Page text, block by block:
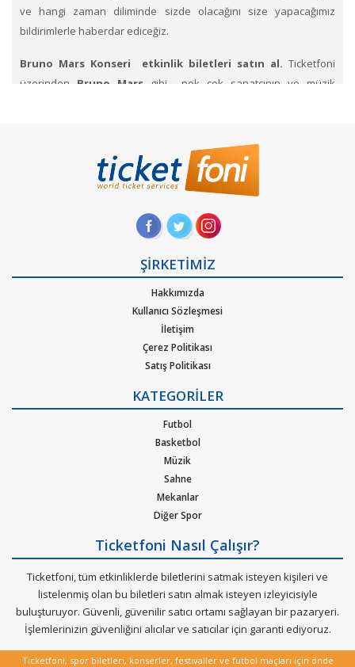
ve hangi zaman diliminde sizde olacağını size yapacağımız
bildirimlerle haberdar ediceğiz.
Bruno Mars Konseri etkinlik biletleri satın al. Ticketfoni
üzerinden Bruno Mars gibi pek çok sanatçının ve müzik
üzerinden Bruno Mars konser bileti satın almak
Ticketfoni ye üye olunuz. Bilet seçiminizi yapınız. (Katılmak
istediğiniz etkinlik ya da etkinliklere ait siteye optimize edilmiş
yapınız.) Size sunulan güvenli Ödeme adımına geçiniz. Artık
Hangi müzik türlerinde Ticketfoniden bilet bulup
. Müzik türlerinden Alternatif, Dans – Elektronik
pop, rock, blues, New Age, caz, klasik, Latin Tango ska, reggae,
metal, hip-hop ya da r&b gibi pek çok müzik türleri için
oluşturulan etkinliklere bilet bulabilirsiniz. Elinizdeki
gidemeyeceğiniz konserlerin biletlerini de satabileceğiniz çok
özel bir hizmeti Ticketfoni sizler için sunuyor.
Dünya çapında en çok dinlenen, dünyada en çok konser veren
sanatçıların soluksuz konser turneleriyle biletleri günler
öncesinden tükenen etkinliklerin biletlerini Ticketfoni
güvencesiyle satın alabilirisiniz.
ŞİRKETİMİZ
Hakkımızda
Kullanıcı Sözleşmesi
İletişim
Çerez Politikası
Satış Politikası
Kurumsal Ağırlama
Nasıl Çalışır
Bilet Tipi ve Teslimat
Üyelik Doğrulama
Sık Sorulan Sorular
KATEGORİLER
Futbol
Basketbol
Müzik
Sahne
Mekanlar
Diğer Spor
Ticketfoni Nasıl Çalışır?
Ticketfoni, tüm etkinliklerde biletlerini satmak isteyen kişileri ve
listelenmiş olan bu biletleri satın almak isteyen izleyicisiyle
buluşturuyor. Güvenli, güvenilir satıcı ortamı sağlayan bir pazaryeri.
İşlemlerinizin güvenliğini alıcılar ve satıcılar için garanti ediyoruz.
Ticketfoni, spor biletleri, konserler, festivaller ve futbol maçları için önde